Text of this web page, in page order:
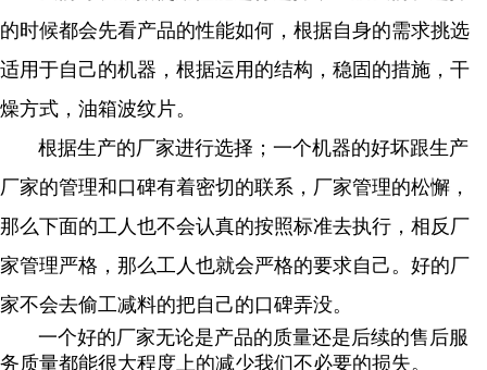
的时候都会先看产品的性能如何，根据自身的需求挑选
适用于自己的机器，根据运用的结构，稳固的措施，干
燥方式，油箱波纹片。
根据生产的厂家进行选择；一个机器的好坏跟生产
厂家的管理和口碑有着密切的联系，厂家管理的松懈，
那么下面的工人也不会认真的按照标准去执行，相反厂
家管理严格，那么工人也就会严格的要求自己。好的厂
家不会去偷工减料的把自己的口碑弄没。
一个好的厂家无论是产品的质量还是后续的售后服
务质量都能很大程度上的减少我们不必要的损失。